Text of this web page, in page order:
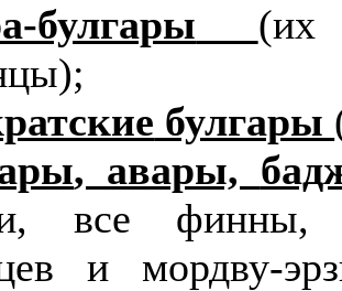
булгары
булгары
, авары,
все финны,
и мордву-